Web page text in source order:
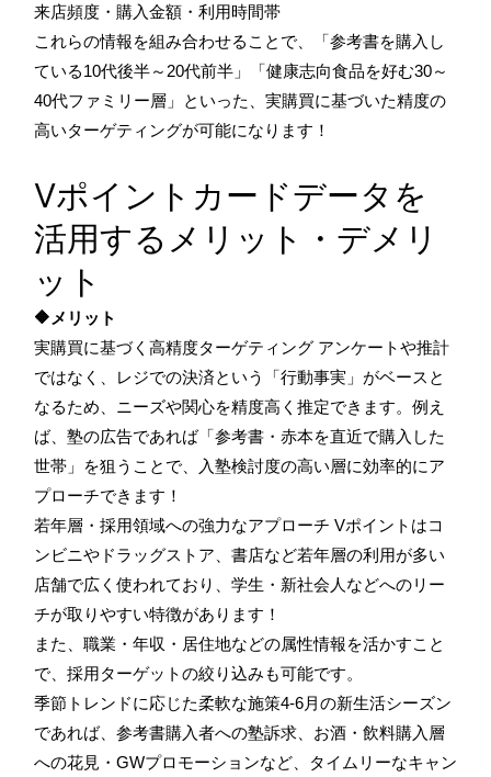
来店頻度・購入金額・利用時間帯
これらの情報を組み合わせることで、「参考書を購入し
ている10代後半～20代前半」「健康志向食品を好む30～
40代ファミリー層」といった、実購買に基づいた精度の
高いターゲティングが可能になります！
Vポイントカードデータを
活用するメリット・デメリ
ット
🔶メリット
実購買に基づく高精度ターゲティング アンケートや推計
ではなく、レジでの決済という「行動事実」がベースと
なるため、ニーズや関心を精度高く推定できます。例え
ば、塾の広告であれば「参考書・赤本を直近で購入した
世帯」を狙うことで、入塾検討度の高い層に効率的にア
プローチできます！
若年層・採用領域への強力なアプローチ Vポイントはコ
ンビニやドラッグストア、書店など若年層の利用が多い
店舗で広く使われており、学生・新社会人などへのリー
チが取りやすい特徴があります！
また、職業・年収・居住地などの属性情報を活かすこと
で、採用ターゲットの絞り込みも可能です。
季節トレンドに応じた柔軟な施策4-6月の新生活シーズン
であれば、参考書購入者への塾訴求、お酒・飲料購入層
への花見・GWプロモーションなど、タイムリーなキャン